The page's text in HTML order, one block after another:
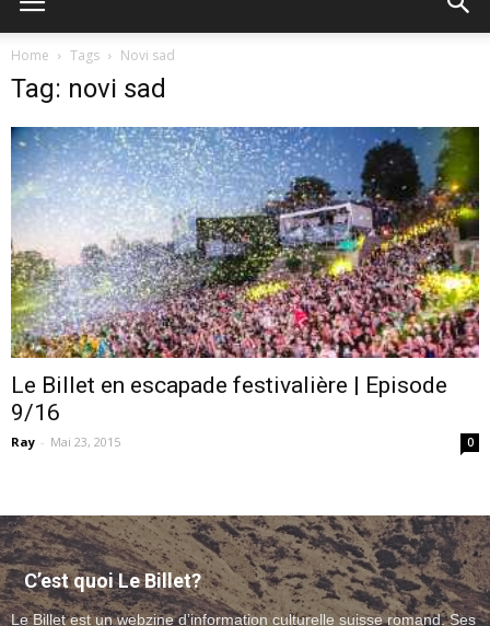
–
webzine
–
musique
Home Tags Novi sad
Tag: novi sad
Le Billet en escapade festivalière | Episode
9/16
Ray - Mai 23, 2015 0
C’est quoi Le Billet?
Le Billet est un webzine d’information culturelle suisse romand. Ses